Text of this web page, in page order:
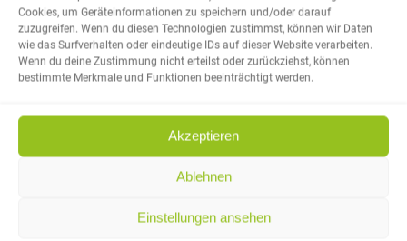
Cookies, um Geräteinformationen zu speichern und/oder darauf
zuzugreifen. Wenn du diesen Technologien zustimmst, können wir Daten
wie das Surfverhalten oder eindeutige IDs auf dieser Website verarbeiten.
Wenn du deine Zustimmung nicht erteilst oder zurückziehst, können
bestimmte Merkmale und Funktionen beeinträchtigt werden.
Akzeptieren
Ablehnen
Einstellungen ansehen
Suche
Search: